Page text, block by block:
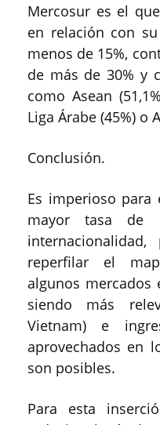
Mercosur es el
en relación con
menos de 15%,
de más de 30% y
como Asean
Liga Árabe (45%) o
Conclusión.
Es imperioso
mayor tasa de
reperfilar el
algunos mercados
siendo más
Vietnam) e
aprovechados en
son posibles.
Para esta